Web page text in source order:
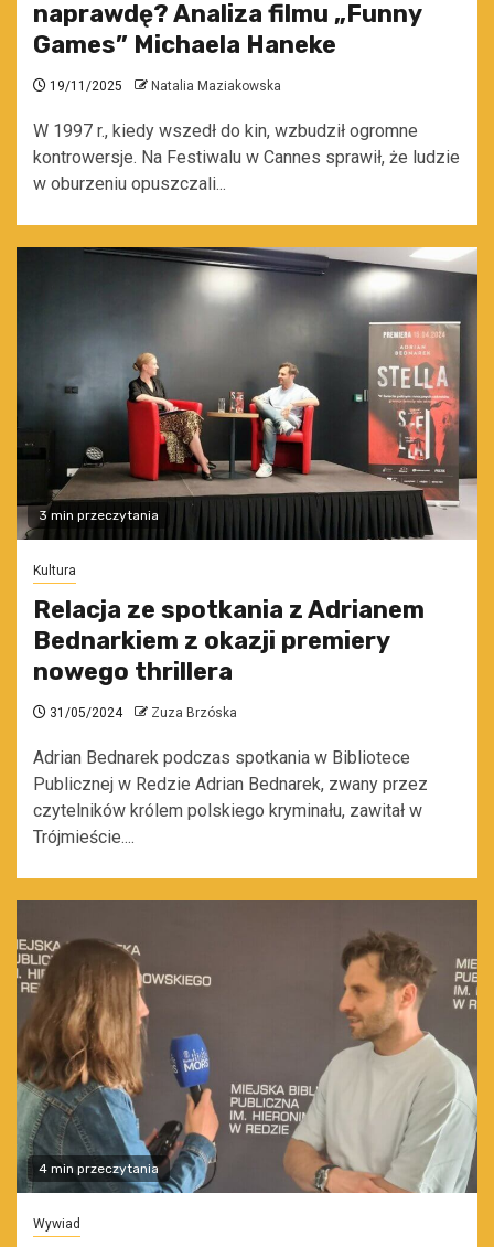
naprawdę? Analiza filmu „Funny
Games” Michaela Haneke
19/11/2025 Natalia Maziakowska
W 1997 r., kiedy wszedł do kin, wzbudził ogromne
kontrowersje. Na Festiwalu w Cannes sprawił, że ludzie
w oburzeniu opuszczali...
3 min przeczytania
Kultura
Relacja ze spotkania z Adrianem
Bednarkiem z okazji premiery
nowego thrillera
31/05/2024 Zuza Brzóska
Adrian Bednarek podczas spotkania w Bibliotece
Publicznej w Redzie Adrian Bednarek, zwany przez
czytelników królem polskiego kryminału, zawitał w
Trójmieście....
4 min przeczytania
Wywiad